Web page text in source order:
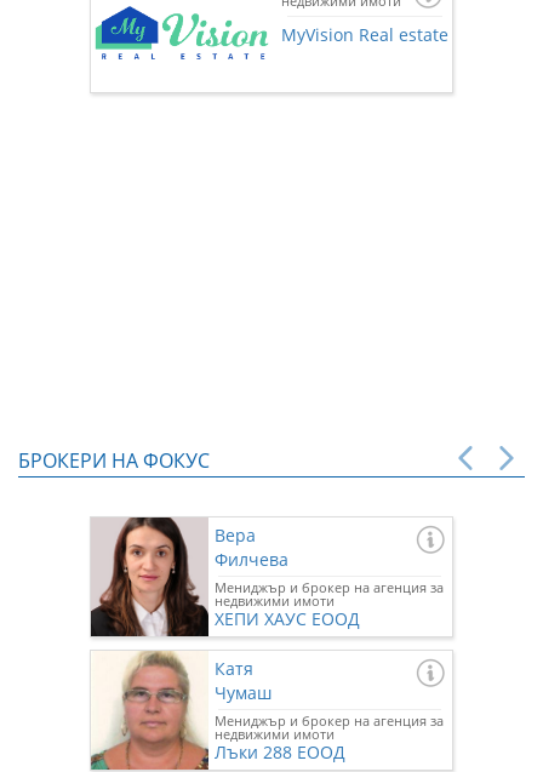
MyVision Real estate
БРОКЕРИ НА ФОКУС
Вера
Филчева
Мениджър и брокер на агенция за
недвижими имоти
ХЕПИ ХАУС ЕООД
Катя
Чумаш
Мениджър и брокер на агенция за
недвижими имоти
Лъки 288 ЕООД